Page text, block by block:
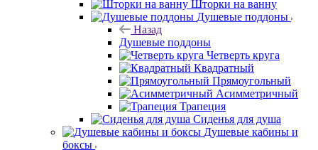
Шторки на ванну
Душевые поддоны
Назад
Душевые поддоны
Четверть круга
Квадратный
Прямоугольный
Асимметричный
Трапеция
Сиденья для душа
Душевые кабины и
боксы